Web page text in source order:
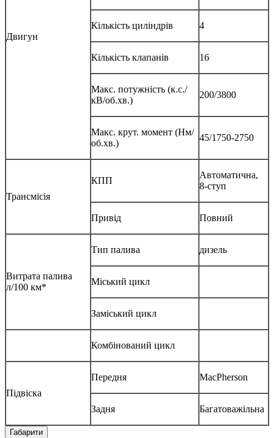
Двигун
Кількість циліндрів 4
Кількість клапанів 16
Макс. потужність (к.с./
кВ/об.хв.)
200/3800
Макс. крут. момент (Нм/
об.хв.)
45/1750-2750
Трансмісія
КПП
Автоматична,
8-ступ
Привід Повний
Витрата палива
л/100 км*
Тип палива дизель
Міський цикл
Заміський цикл
Комбінований цикл
Підвіска
Передня MacPherson
Задня Багатоважільна
Габарити